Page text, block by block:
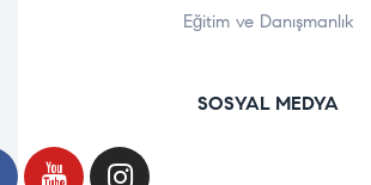
Eğitim ve Danışmanlık
SOSYAL MEDYA